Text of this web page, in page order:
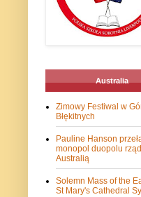
Australia
Zimowy Festiwal w
Błękitnych
Pauline Hanson
monopol duopolu
Australią
Solemn Mass of the
St Mary's Cathedral